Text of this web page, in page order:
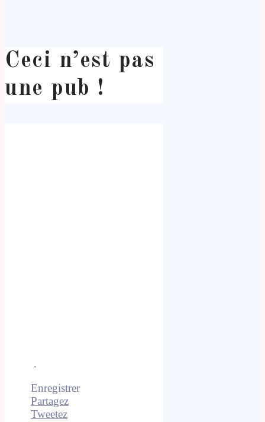
Ceci n’est pas
une pub !
.
Enregistrer
Partagez
Tweetez